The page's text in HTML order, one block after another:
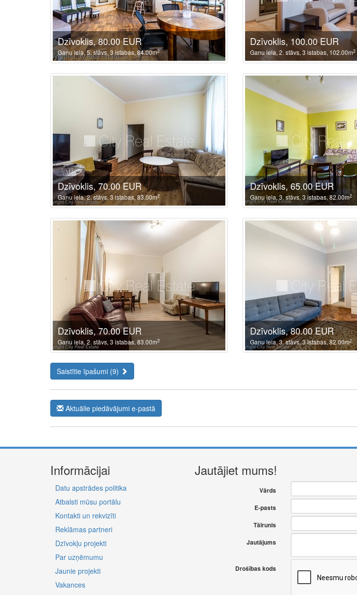
Dzīvoklis, 80.00 EUR
Ganu iela, 5. stāvs, 3 istabas, 84.00m2
Dzīvoklis, 100.00 EUR
Ganu iela, 2. stāvs, 3 istabas, 102.00m2
Dzīvoklis, 70.00 EUR
Ganu iela, 2. stāvs, 3 istabas, 83.00m2
Dzīvoklis, 65.00 EUR
Ganu iela, 3. stāvs, 3 istabas, 82.00m2
Dzīvoklis, 70.00 EUR
Ganu iela, 2. stāvs, 3 istabas, 83.00m2
Dzīvoklis, 80.00 EUR
Ganu iela, 3. stāvs, 3 istabas, 82.00m2
Saistītie īpašumi (9)
Aktuālie piedāvājumi e-pastā
Informācijai
Datu apstrādes politika
Atbalsti mūsu portālu
Kontakti un rekvizīti
Reklāmas partneri
Dzīvokļu projekti
Par uzņēmumu
Jaunie projekti
Vakances
Jautājiet mums!
Vārds
E-pasts
Tālrunis
Jautājums
Drošības kods